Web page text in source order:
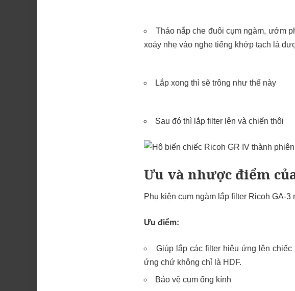
Tháo nắp che đuôi cụm ngàm, ướm
xoáy nhẹ vào nghe tiếng khớp tạch là
Lắp xong thì sẽ trông như thế này
Sau đó thì lắp filter lên và chiến thôi
Ưu và nhược điểm
Phụ kiện cụm ngàm lắp filter Ricoh GA-
Ưu điểm:
Giúp lắp các filter hiệu ứng lên
ứng chứ không chỉ là HDF.
Bảo vệ cụm ống kính